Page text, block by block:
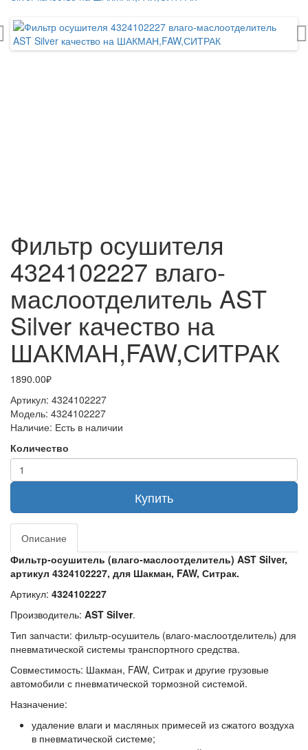
Фильтр осушителя
4324102227 влаго-
маслоотделитель AST
Silver качество на
ШАКМАН,FAW,СИТРАК
1890.00₽
Артикул: 4324102227
Модель: 4324102227
Наличие: Есть в наличии
Количество
Купить
Описание
Фильтр‑осушитель (влаго‑маслоотделитель) AST Silver,
артикул 4324102227, для Шакман, FAW, Ситрак.
Артикул: 4324102227
Производитель: AST Silver.
Тип запчасти: фильтр‑осушитель (влаго‑маслоотделитель) для
пневматической системы транспортного средства.
Совместимость: Шакман, FAW, Ситрак и другие грузовые
автомобили с пневматической тормозной системой.
Назначение:
удаление влаги и масляных примесей из сжатого воздуха
в пневматической системе;